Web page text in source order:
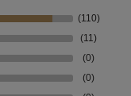
(110)
(11)
(0)
(0)